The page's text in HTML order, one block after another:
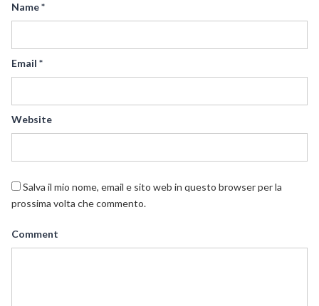
Name*
Email *
Website
Salva il mio nome, email e sito web in questo browser per la
prossima volta che commento.
Comment